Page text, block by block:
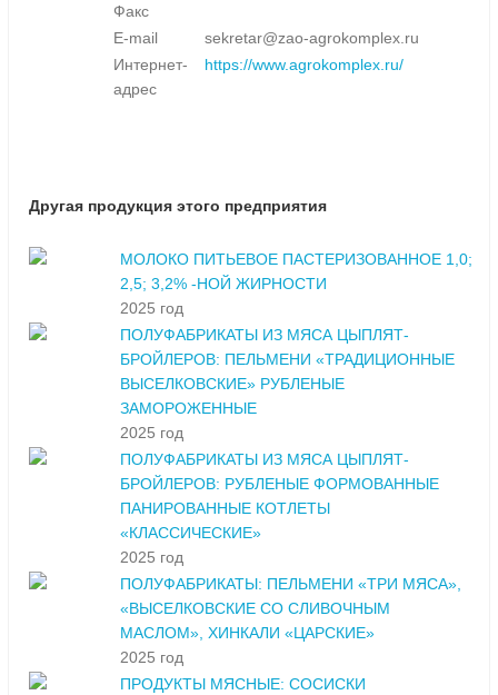
Факс
E-mail
sekretar@zao-agrokomplex.ru
Интернет-
адрес
https://www.agrokomplex.ru/
Другая продукция этого предприятия
МОЛОКО ПИТЬЕВОЕ ПАСТЕРИЗОВАННОЕ 1,0;
2,5; 3,2% -НОЙ ЖИРНОСТИ
2025 год
ПОЛУФАБРИКАТЫ ИЗ МЯСА ЦЫПЛЯТ-
БРОЙЛЕРОВ: ПЕЛЬМЕНИ «ТРАДИЦИОННЫЕ
ВЫСЕЛКОВСКИЕ» РУБЛЕНЫЕ
ЗАМОРОЖЕННЫЕ
2025 год
ПОЛУФАБРИКАТЫ ИЗ МЯСА ЦЫПЛЯТ-
БРОЙЛЕРОВ: РУБЛЕНЫЕ ФОРМОВАННЫЕ
ПАНИРОВАННЫЕ КОТЛЕТЫ
«КЛАССИЧЕСКИЕ»
2025 год
ПОЛУФАБРИКАТЫ: ПЕЛЬМЕНИ «ТРИ МЯСА»,
«ВЫСЕЛКОВСКИЕ СО СЛИВОЧНЫМ
МАСЛОМ», ХИНКАЛИ «ЦАРСКИЕ»
2025 год
ПРОДУКТЫ МЯСНЫЕ: СОСИСКИ